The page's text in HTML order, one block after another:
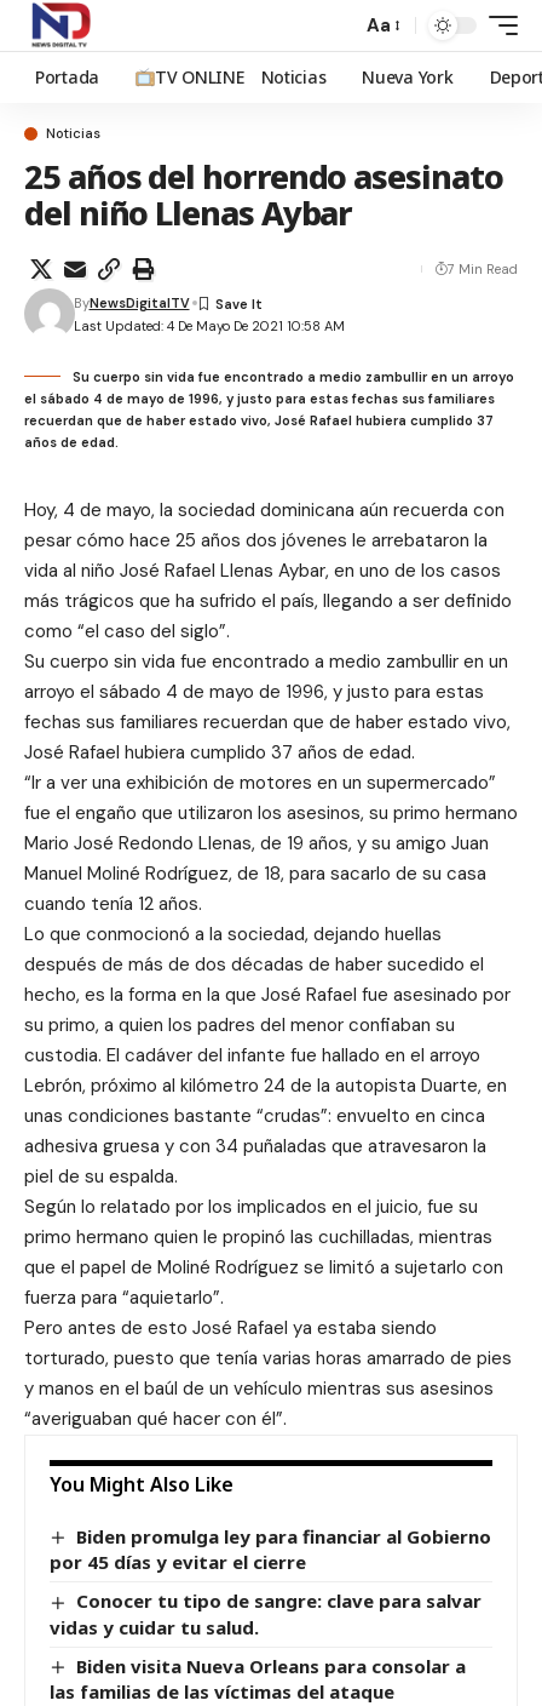
Aa
Portada TV ONLINE Noticias Nueva York
Noticias
25 años del horrendo asesinato
del niño Llenas Aybar
Last Updated: 4 De Mayo De 2021 10:58 AM
ByNewsDigitalTV
7 Min Read
Su cuerpo sin vida fue encontrado a medio zambullir en un arroyo
el sábado 4 de mayo de 1996, y justo para estas fechas sus familiares
recuerdan que de haber estado vivo, José Rafael hubiera cumplido 37
años de edad.
Hoy, 4 de mayo, la sociedad dominicana aún recuerda con
pesar cómo hace 25 años dos jóvenes le arrebataron la
vida al niño José Rafael Llenas Aybar, en uno de los casos
más trágicos que ha sufrido el país, llegando a ser definido
como “el caso del siglo”.
Su cuerpo sin vida fue encontrado a medio zambullir en un
arroyo el sábado 4 de mayo de 1996, y justo para estas
fechas sus familiares recuerdan que de haber estado vivo,
José Rafael hubiera cumplido 37 años de edad.
“Ir a ver una exhibición de motores en un supermercado”
fue el engaño que utilizaron los asesinos, su primo hermano
Mario José Redondo Llenas, de 19 años, y su amigo Juan
Manuel Moliné Rodríguez, de 18, para sacarlo de su casa
cuando tenía 12 años.
Lo que conmocionó a la sociedad, dejando huellas
después de más de dos décadas de haber sucedido el
hecho, es la forma en la que José Rafael fue asesinado por
su primo, a quien los padres del menor confiaban su
custodia. El cadáver del infante fue hallado en el arroyo
Lebrón, próximo al kilómetro 24 de la autopista Duarte, en
unas condiciones bastante “crudas”: envuelto en cinca
adhesiva gruesa y con 34 puñaladas que atravesaron la
piel de su espalda.
Según lo relatado por los implicados en el juicio, fue su
primo hermano quien le propinó las cuchilladas, mientras
que el papel de Moliné Rodríguez se limitó a sujetarlo con
fuerza para “aquietarlo”.
Pero antes de esto José Rafael ya estaba siendo
torturado, puesto que tenía varias horas amarrado de pies
y manos en el baúl de un vehículo mientras sus asesinos
“averiguaban qué hacer con él”.
You Might Also Like
Biden promulga ley para financiar al Gobierno
por 45 días y evitar el cierre
Conocer tu tipo de sangre: clave para salvar
vidas y cuidar tu salud.
Biden visita Nueva Orleans para consolar a
las familias de las víctimas del ataque